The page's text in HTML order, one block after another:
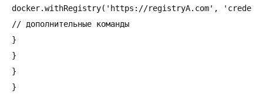
docker.withRegistry('https://registryA.com',
// дополнительные команды
}
}
}
}